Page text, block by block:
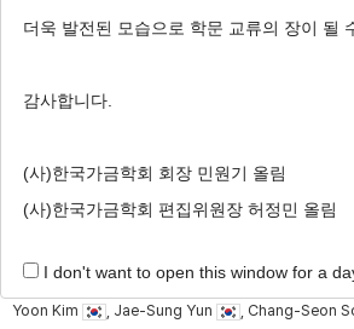
Korean J. Poult. Sci. 2019;46(4):263-269.
Rate of Chicken Mycoplasmosis in Broiler
육용종계 농장의 닭 마이코플라즈마병
Dam-hee Park , Kyu-jik Kim , Tae-Hyun
Yoon Kim
, Jae-Sung Yun
, Chang-Seon
더욱 발전된 모습으로 학문 교류의 장이 될
감사합니다.
(사)한국가금학회 회장 민원기 올림
(사)한국가금학회 편집위원장 허정민 올림
I don't want to open this window for a